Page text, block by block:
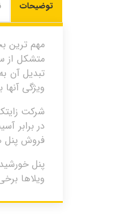
توضیحات
مهم ترین
متشکل از
تبدیل آن
ویژگی
در برابر
فروش پنل
ویلاها